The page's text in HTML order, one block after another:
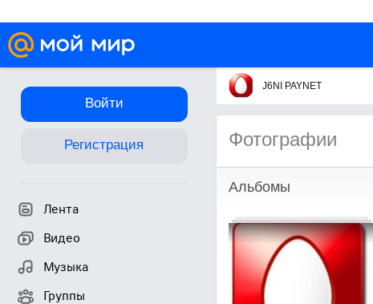
Войти
Регистрация
Лента
Видео
Музыка
Группы
J6NI PAYNET
Фотографии
Альбомы